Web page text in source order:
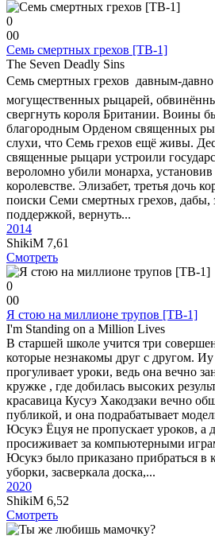
0
00
Семь смертных грехов [ТВ-1]
The Seven Deadly Sins
Семь смертных грехов  давным-
могущественных рыцарей,
свергнуть короля Британии. Воины
благородным Орденом священных
слухи, что Семь грехов ещё живы.
священные рыцари устроили
вероломно убили монарха,
королевстве. Элизабет, третья дочь
поиски Семи смертных грехов, дабы,
поддержкой, вернуть...
2014
ShikiM 7,61
Смотреть
0
00
Я стою на миллионе трупов [ТВ-1]
I'm Standing on a Million Lives
В старшей школе учится три
которые незнакомы друг с другом.
прогуливает уроки, ведь она вечно
кружке , где добилась высоких
красавица Кусуэ Хакодзаки вечно
публикой, и она подрабатывает
Юсукэ Ёцуя не пропускает уроков, а
просиживает за компьютерными
Юсукэ было приказано прибраться в
уборки, засверкала доска,...
2020
ShikiM 6,52
Смотреть